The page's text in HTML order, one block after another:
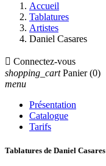
Accueil
Tablatures
Artistes
Daniel Casares
 Connectez-vous
shopping_cart Panier (0)
menu
Présentation
Catalogue
Tarifs
Tablatures de Daniel Casares